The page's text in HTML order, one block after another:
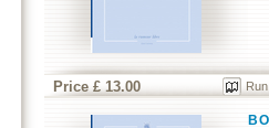
Price £ 13.00